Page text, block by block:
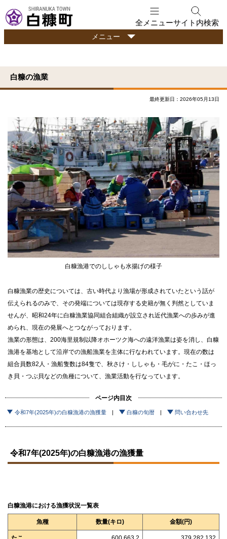
文
へ
ュ
へ
全メニューサイト内検索
行
政
報
メニュー
白糠の漁業
最終更新日：2026年05月13日
白糠漁港でのししゃも水揚げの様子
白糠漁業の歴史については、古い時代より漁場が形成されていたという話が
伝えられるのみで、その発端については現存する史籍が無く判然としていま
せんが、昭和24年に白糠漁業協同組合組織が設立され近代漁業への歩みが進
められ、現在の発展へとつながっております。
漁業の形態は、200海里規制以降オホーツク海への遠洋漁業は姿を消し、白糠
漁港を基地として沿岸での漁船漁業を主体に行なわれています。現在の数は
組合員数82人・漁船隻数は84隻で、秋さけ・ししゃも・毛がに・たこ・ほっ
き貝・つぶ貝などの魚種について、漁業活動を行なっています。
ページ内目次
令和7年(2025年)の白糠漁港の漁獲量 白糠の旬暦 問い合わせ先
令和7年(2025年)の白糠漁港の漁獲量
白糠漁港における漁獲状況一覧表
魚種 数量(キロ) 金額(円)